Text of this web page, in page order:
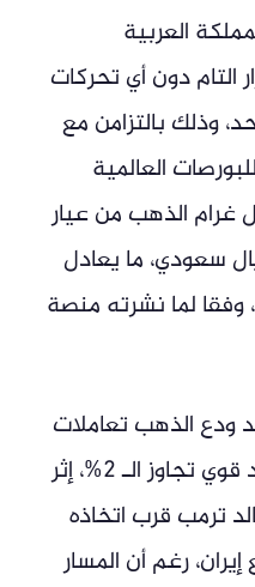
العربية
التام دون أي تحركات
وذلك بالتزامن مع
العالمية
الذهب من عيار
نحو 547.43 ريال سعودي، ما يعادل
أميركي، وفقا لما نشرته منصة
ودع الذهب تعاملات
الأسبوع الماضي على صعود قوي تجاوز الـ 2%، إثر
ترمب قرب اتخاذه
إيران، رغم أن المسار